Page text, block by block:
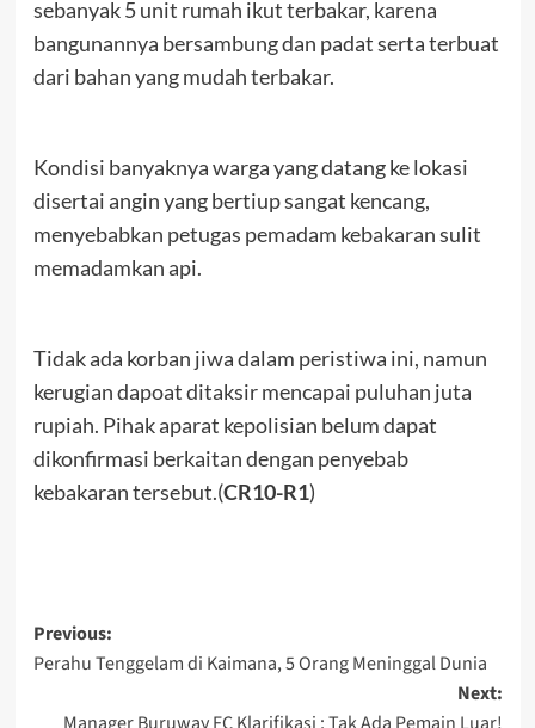
sebanyak 5 unit rumah ikut terbakar, karena
bangunannya bersambung dan padat serta terbuat
dari bahan yang mudah terbakar.
Kondisi banyaknya warga yang datang ke lokasi
disertai angin yang bertiup sangat kencang,
menyebabkan petugas pemadam kebakaran sulit
memadamkan api.
Tidak ada korban jiwa dalam peristiwa ini, namun
kerugian dapoat ditaksir mencapai puluhan juta
rupiah. Pihak aparat kepolisian belum dapat
dikonfirmasi berkaitan dengan penyebab
kebakaran tersebut.(CR10-R1)
Post
navigation
Previous:
Perahu Tenggelam di Kaimana, 5 Orang Meninggal Dunia
Next: